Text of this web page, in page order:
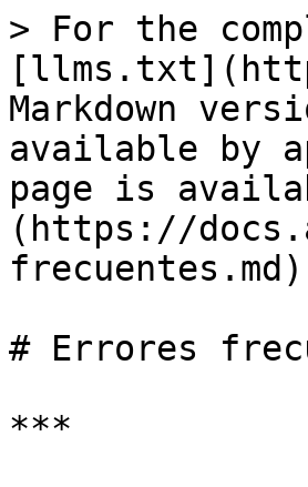
> For the
Markdown
available by
page is
(https://
# Errores
***